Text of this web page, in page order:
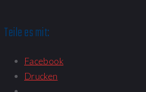
Teile es mit:
Facebook
Drucken